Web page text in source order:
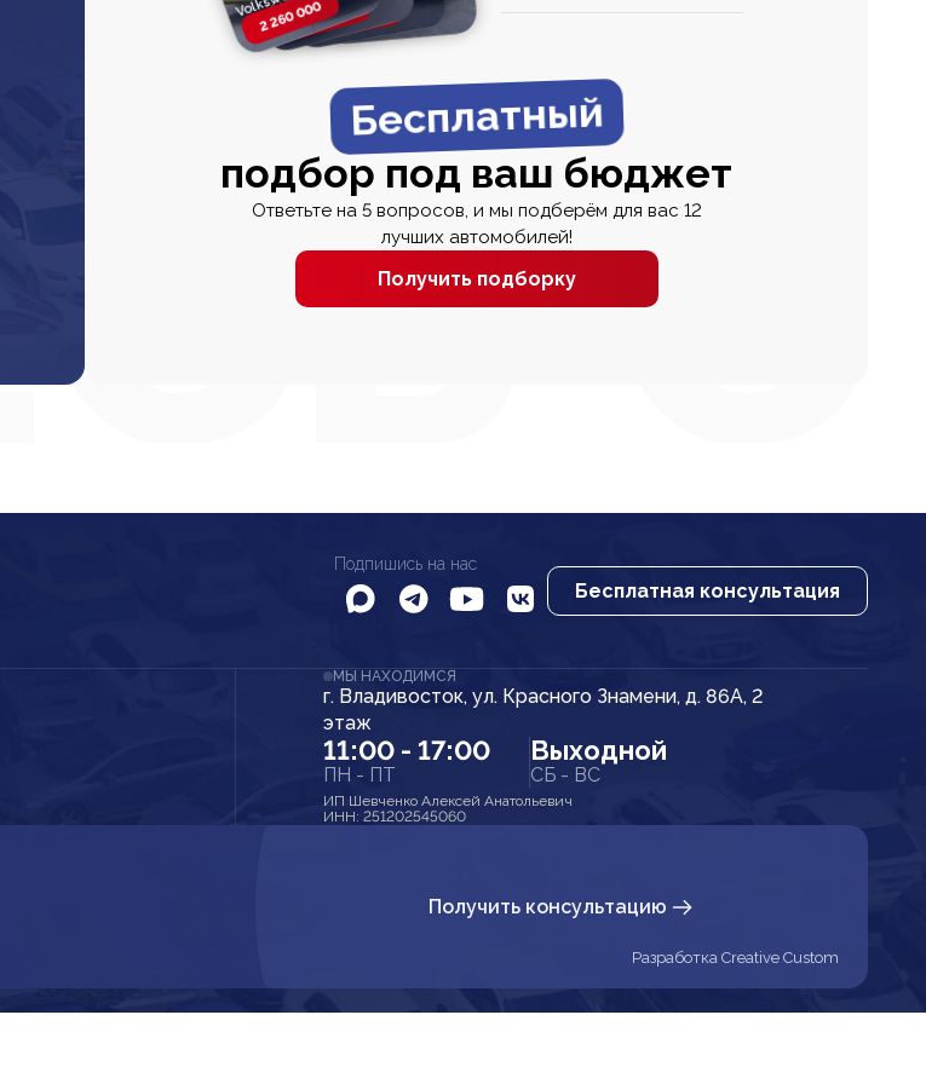
2 260 0002 820 000
2 820 0002 670 000
Бесплатный
подбор под ваш бюджет
Ответьте на 5 вопросов, и мы подберём для вас 12
лучших автомобилей!
Получить подборку
Подпишись на нас
Бесплатная консультация
МЫ НАХОДИМСЯ
г. Владивосток, ул. Красного Знамени, д. 86А, 2
этаж
11:00 - 17:00
ПН - ПТ
Выходной
СБ - ВС
ИП Шевченко Алексей Анатольевич
ИНН: 251202545060
Получить консультацию
Разработка Creative Custom